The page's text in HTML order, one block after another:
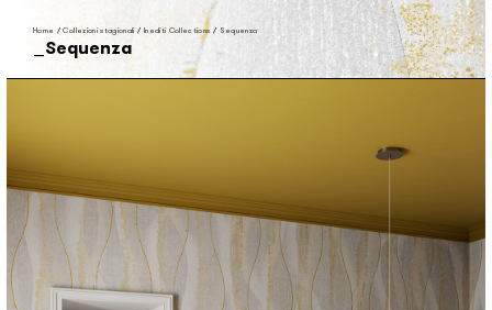
Home /Collezioni stagionali/ Inediti Collections/ Sequenza
Sequenza